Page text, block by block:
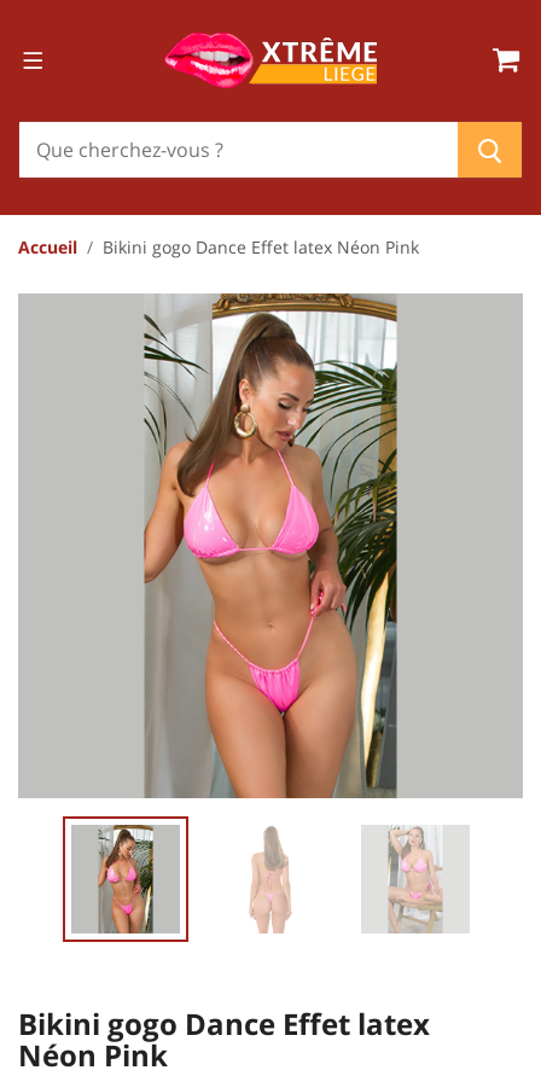
Accueil Bikini gogo Dance Effet latex Néon Pink
Bikini gogo Dance Effet latex
Néon Pink